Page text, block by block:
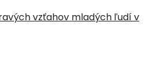
vzťahov mladých ľudí v